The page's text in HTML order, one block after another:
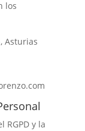
los
Asturias
RGPD y la